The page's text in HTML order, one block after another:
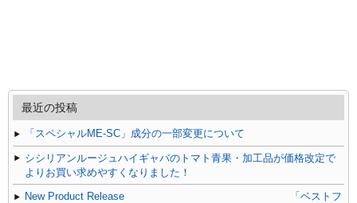
最近の投稿
「スペシャルME-SC」成分の一部変更について
シシリアンルージュハイギャバのトマト青果・加工品が価格改定で
よりお買い求めやすくなりました！
New Product Release 「ベストフ